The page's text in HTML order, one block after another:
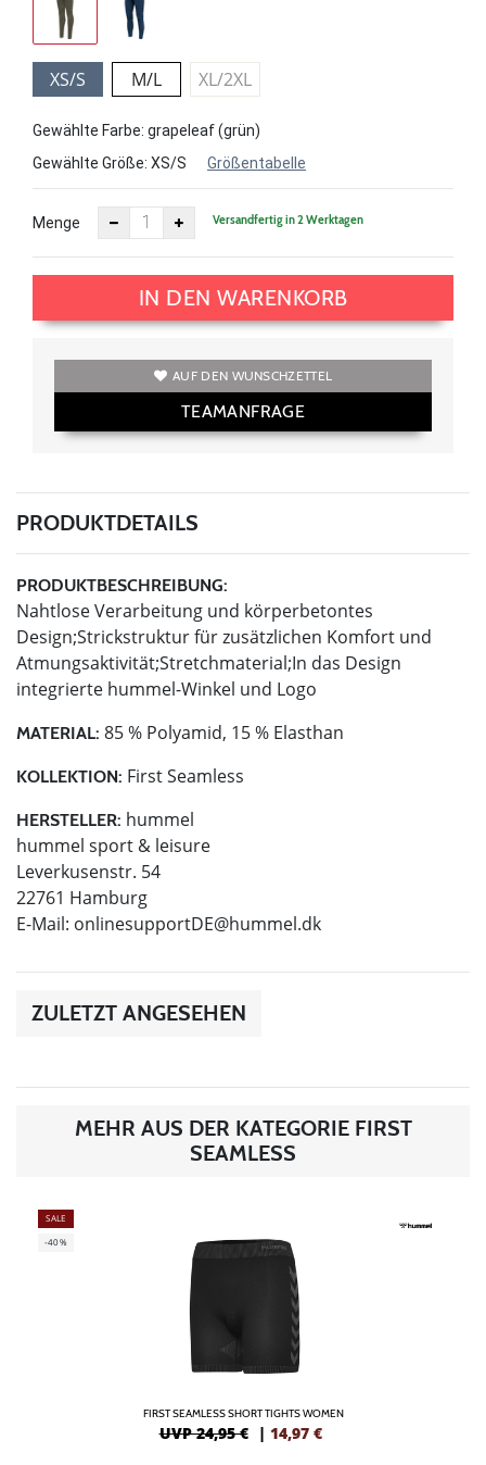
XS/S M/L XL/2XL
Gewählte Farbe: grapeleaf (grün)
Gewählte Größe: XS/S Größentabelle
Menge Versandfertig in 2 Werktagen
IN DEN WARENKORB
AUF DEN WUNSCHZETTEL
TEAMANFRAGE
PRODUKTDETAILS
PRODUKTBESCHREIBUNG:
Nahtlose Verarbeitung und körperbetontes
Design;Strickstruktur für zusätzlichen Komfort und
Atmungsaktivität;Stretchmaterial;In das Design
integrierte hummel-Winkel und Logo
MATERIAL: 85 % Polyamid, 15 % Elasthan
KOLLEKTION: First Seamless
HERSTELLER: hummel
hummel sport & leisure
Leverkusenstr. 54
22761 Hamburg
E-Mail: onlinesupportDE@hummel.dk
ZULETZT ANGESEHEN
MEHR AUS DER KATEGORIE FIRST
SEAMLESS
SALE
-40%
FIRST SEAMLESS SHORT TIGHTS WOMEN
UVP 24,95 € | 14,97 €